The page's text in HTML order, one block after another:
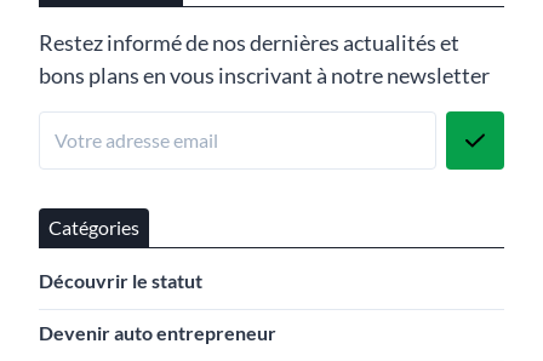
Restez informé de nos dernières actualités et
bons plans en vous inscrivant à notre newsletter
Catégories
Découvrir le statut
Devenir auto entrepreneur